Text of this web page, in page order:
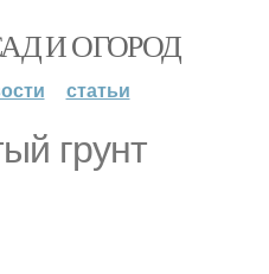
И ОГОРОД
статьи
грунт